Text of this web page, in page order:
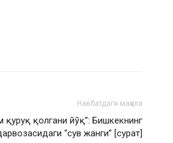
Навбатдаги мақола
қуруқ қолгани йўқ”: Бишкекнинг
“сув жанги” [сурат]